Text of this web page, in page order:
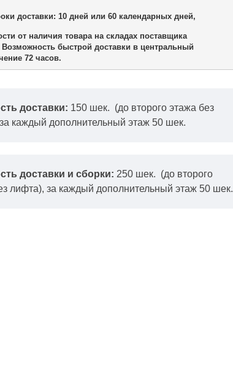
доставки: 10 дней или 60 календарных дней,
от наличия товара на складах поставщика
Возможность быстрой доставки в центральный
72 часов.
доставки: 150 шек. (до второго этажа без
каждый дополнительный этаж 50 шек.
доставки и сборки: 250 шек. (до второго
лифта), за каждый дополнительный этаж 50 шек.